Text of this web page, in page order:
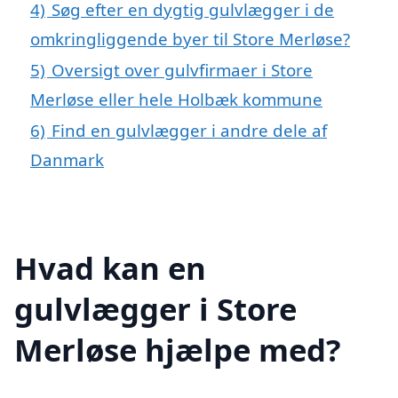
4) Søg efter en dygtig gulvlægger i de
omkringliggende byer til Store Merløse?
5) Oversigt over gulvfirmaer i Store
Merløse eller hele Holbæk kommune
6) Find en gulvlægger i andre dele af
Danmark
Hvad kan en
gulvlægger i Store
Merløse hjælpe med?